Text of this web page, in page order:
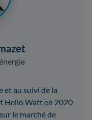
et au suivi de la
Hello Watt en 2020
le marché de